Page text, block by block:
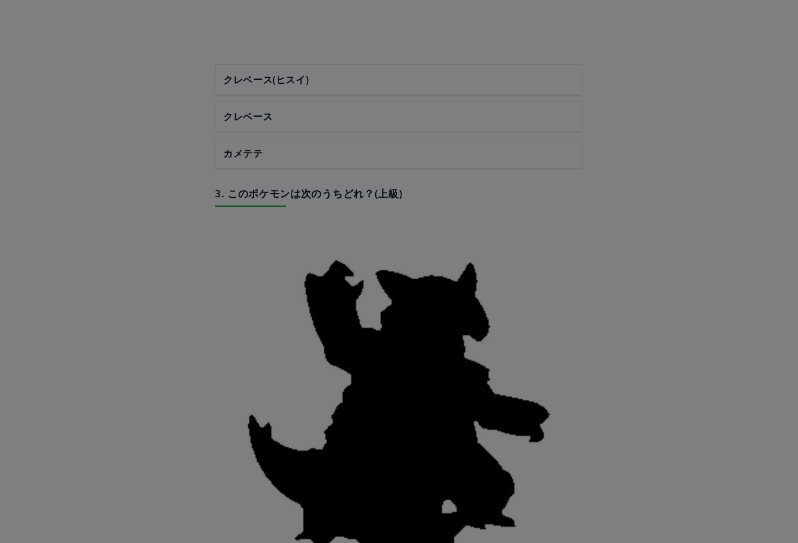
クレベース(ヒスイ)
クレベース
カメテテ
3. このポケモンは次のうちどれ？(上級)